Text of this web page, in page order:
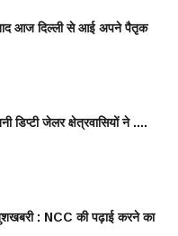
बाद आज दिल्ली से आई अपने पैतृक
डिप्टी जेलर क्षेत्रवासियों ने ....
: NCC की पढ़ाई करने का